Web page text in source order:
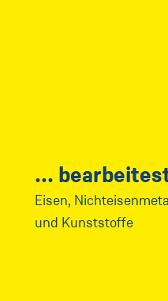
Eisen,
und Kunststoffe